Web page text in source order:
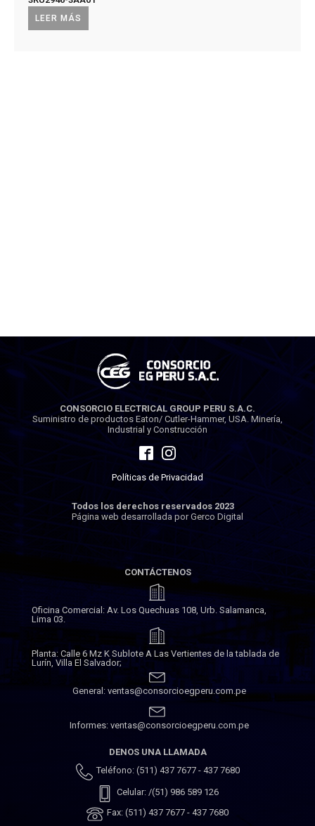
LEER MÁS
CONSORCIO ELECTRICAL GROUP PERU S.A.C.
Suministro de productos Eaton/ Cutler-Hammer, USA. Minería,
Industrial y Construcción
Políticas de Privacidad
Todos los derechos reservados 2023
Página web desarrollada por Gerco Digital
CONTÁCTENOS
Oficina Comercial: Av. Los Quechuas 108, Urb. Salamanca,
Lima 03.
Planta: Calle 6 Mz K Sublote A Las Vertientes de la tablada de
Lurín, Villa El Salvador;
General: ventas@consorcioegperu.com.pe
Informes: ventas@consorcioegperu.com.pe
DENOS UNA LLAMADA
Teléfono: (511) 437 7677 - 437 7680
Celular: /(51) 986 589 126
Fax: (511) 437 7677 - 437 7680